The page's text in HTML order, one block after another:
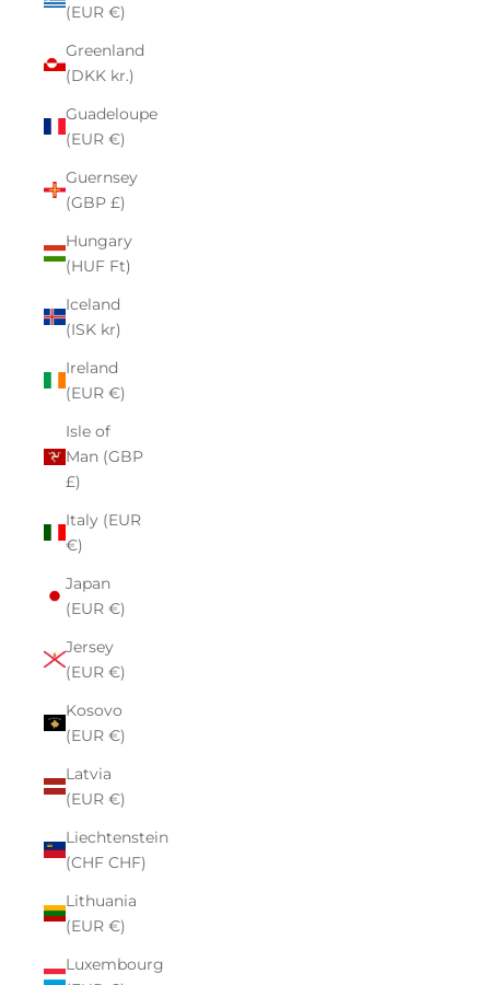
(EUR €)
Greenland
(DKK kr.)
Guadeloupe
(EUR €)
Guernsey
(GBP £)
Hungary
(HUF Ft)
Iceland
(ISK kr)
Ireland
(EUR €)
Isle of
Man (GBP
£)
Italy (EUR
€)
Japan
(EUR €)
Jersey
(EUR €)
Kosovo
(EUR €)
Latvia
(EUR €)
Liechtenstein
(CHF CHF)
Lithuania
(EUR €)
Luxembourg